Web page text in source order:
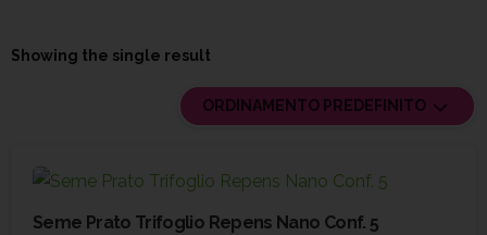
Showing the single result
ORDINAMENTO PREDEFINITO
Seme Prato Trifoglio Repens Nano Conf. 5